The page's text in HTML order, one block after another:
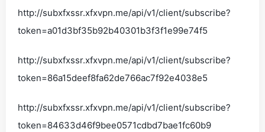
http://subxfxssr.xfxvpn.me/api/v1/client/subscribe?
token=a01d3bf35b92b40301b3f3f1e99e74f5
http://subxfxssr.xfxvpn.me/api/v1/client/subscribe?
token=86a15deef8fa62de766ac7f92e4038e5
http://subxfxssr.xfxvpn.me/api/v1/client/subscribe?
token=84633d46f9bee0571cdbd7bae1fc60b9